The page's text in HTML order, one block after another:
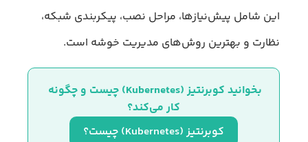
این شامل پیش‌نیازها، مراحل نصب، پیکربندی شبکه،
نظارت و بهترین روش‌های مدیریت خوشه است.
بخوانید کوبرنتیز (Kubernetes) چیست و چگونه
کار می‌کند؟
کوبرنتیز (Kubernetes) چیست؟